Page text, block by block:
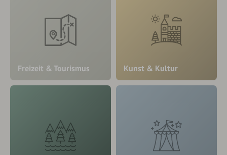
Freizeit & Tourismus Kunst & Kultur